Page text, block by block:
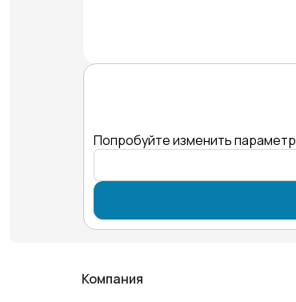
Попробуйте изменить
Компания